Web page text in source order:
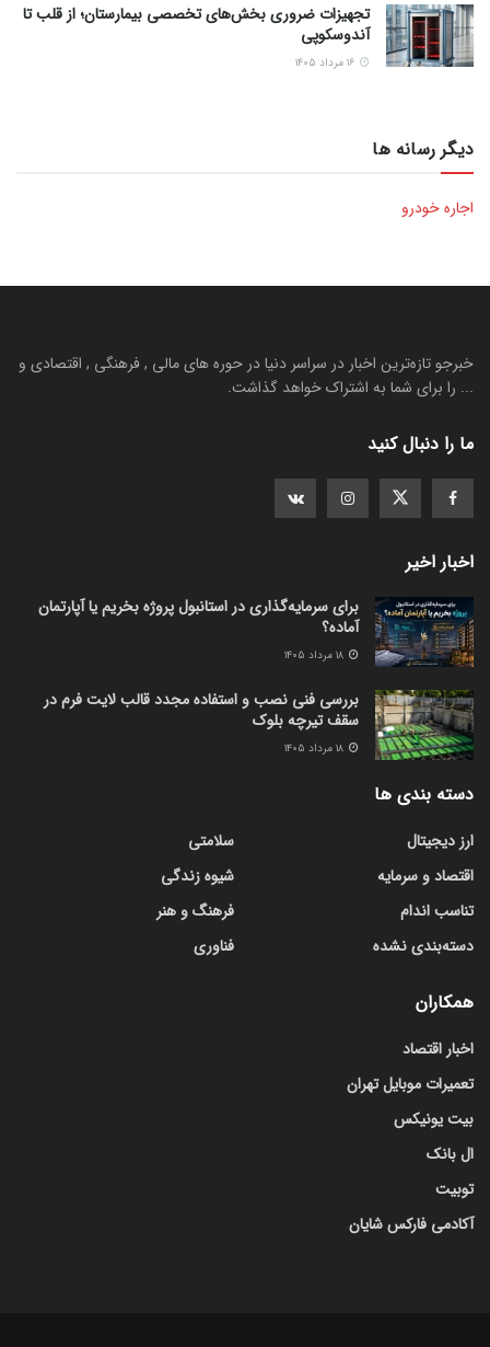
تجهیزات ضروری بخش‌های تخصصی بیمارستان؛ از قلب تا
آندوسکوپی
دیگر رسانه ها
اجاره خودرو
خبرجو تازه‌ترین اخبار در سراسر دنیا در حوره های مالی , فرهنگی , اقتصادی و
... را برای شما به اشتراک خواهد گذاشت.
ما را دنبال کنید
اخبار اخیر
برای سرمایه‌گذاری در استانبول پروژه بخریم یا آپارتمان
آماده؟
بررسی فنی نصب و استفاده مجدد قالب لایت فرم در
سقف تیرچه بلوک
دسته بندی ها
ارز دیجیتال
اقتصاد و سرمایه
تناسب اندام
دسته‌بندی نشده
سلامتی
شیوه زندگی
فرهنگ و هنر
فناوری
همکاران
اخبار اقتصاد
تعمیرات موبایل تهران
بیت یونیکس
ال بانک
توبیت
آکادمی فارکس شایان